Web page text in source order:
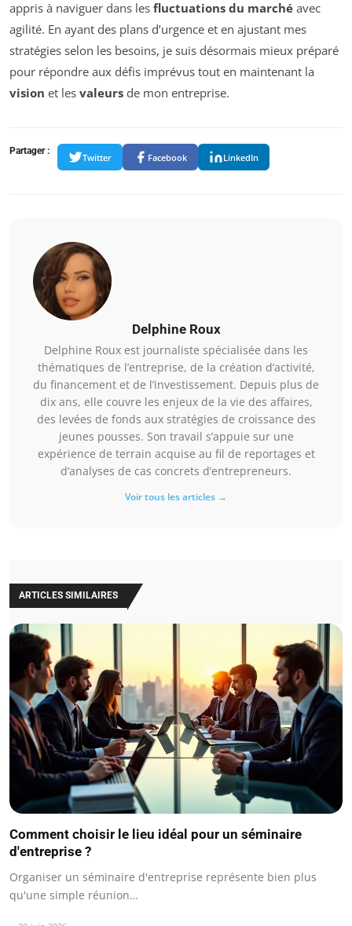
appris à naviguer dans les fluctuations du marché avec
agilité. En ayant des plans d’urgence et en ajustant mes
stratégies selon les besoins, je suis désormais mieux préparé
pour répondre aux défis imprévus tout en maintenant la
vision et les valeurs de mon entreprise.
Partager :
Twitter Facebook LinkedIn
Delphine Roux
Delphine Roux est journaliste spécialisée dans les
thématiques de l’entreprise, de la création d’activité,
du financement et de l’investissement. Depuis plus de
dix ans, elle couvre les enjeux de la vie des affaires,
des levées de fonds aux stratégies de croissance des
jeunes pousses. Son travail s’appuie sur une
expérience de terrain acquise au fil de reportages et
d’analyses de cas concrets d’entrepreneurs.
Voir tous les articles →
ARTICLES SIMILAIRES
Comment choisir le lieu idéal pour un séminaire
d'entreprise ?
Organiser un séminaire d'entreprise représente bien plus
qu'une simple réunion…